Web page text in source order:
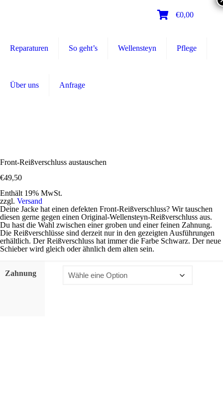
Reparaturen So geht’s Wellensteyn Pflege
Über uns Anfrage
€0,00
Front-Reißverschluss austauschen
€49,50
Enthält 19% MwSt.
zzgl. Versand
Deine Jacke hat einen defekten Front-Reißverschluss? Wir tauschen
diesen gerne gegen einen Original-Wellensteyn-Reißverschluss aus.
Du hast die Wahl zwischen einer groben und einer feinen Zahnung.
Die Reißverschlüsse sind derzeit nur in den gezeigten Ausführungen
erhältlich. Der Reißverschluss hat immer die Farbe Schwarz. Der neue
Schieber wird gleich oder ähnlich dem alten sein.
Zahnung